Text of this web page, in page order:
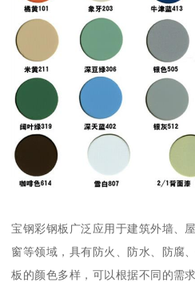
宝钢彩钢板广泛应用于建筑外墙、
窗等领域，具有防火、防水、防腐
板的颜色多样，可以根据不同的需